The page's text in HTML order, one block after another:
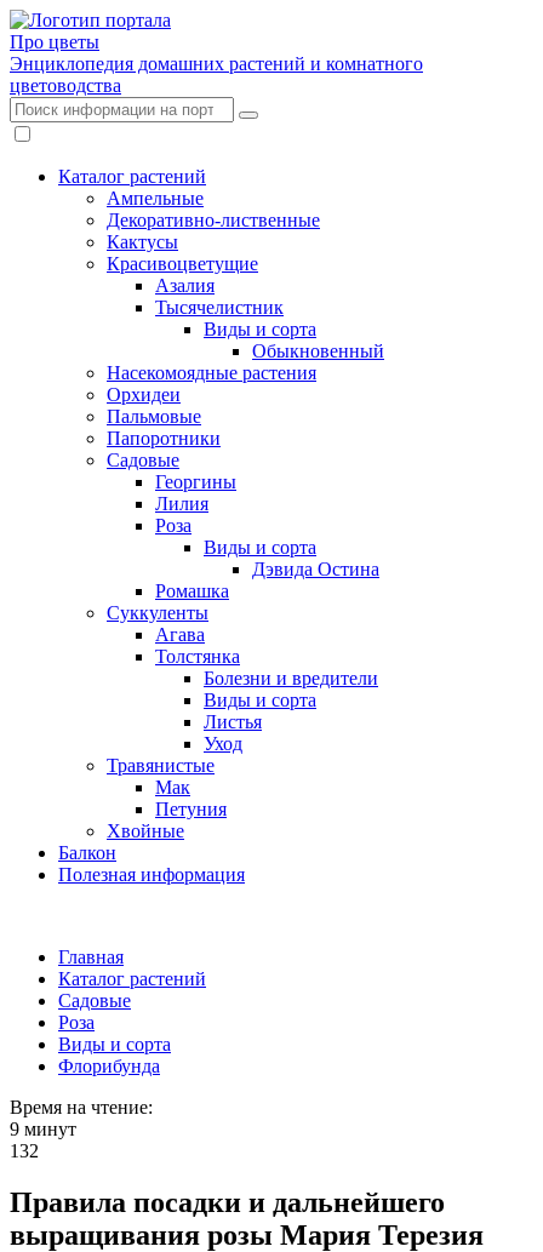
Про цветы
Энциклопедия домашних растений и комнатного
цветоводства
Каталог растений
Ампельные
Декоративно-лиственные
Кактусы
Красивоцветущие
Азалия
Тысячелистник
Виды и сорта
Обыкновенный
Насекомоядные растения
Орхидеи
Пальмовые
Папоротники
Садовые
Георгины
Лилия
Роза
Виды и сорта
Дэвида Остина
Ромашка
Суккуленты
Агава
Толстянка
Болезни и вредители
Виды и сорта
Листья
Уход
Травянистые
Мак
Петуния
Хвойные
Балкон
Полезная информация
Главная
Каталог растений
Садовые
Роза
Виды и сорта
Флорибунда
Время на чтение:
9 минут
132
Правила посадки и дальнейшего
выращивания розы Мария Терезия